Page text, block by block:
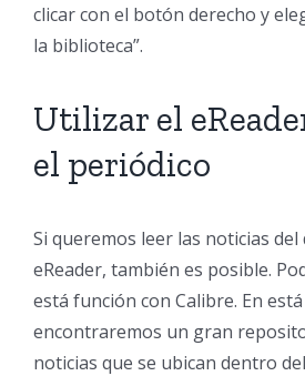
clicar con el botón derecho y
la biblioteca”.
Utilizar el
el periódico
Si queremos leer las noticias
eReader, también es posible.
está función con Calibre. En
encontraremos un gran
noticias que se ubican dentro